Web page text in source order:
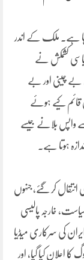
ہے۔ ملک کے اندر
کشمکش نے
بے چینی اور بے
قائم کیے ہوئے
واپس بلانے جیسے
ہوتا ہے۔
کر گئے، جنہوں
خارجہ پالیسی
کی سرکاری میڈیا
میں 40 روزہ قومی سوگ کا اعلان کیا گیا، اور